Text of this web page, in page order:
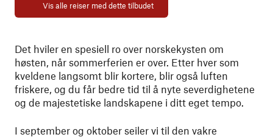
Vis alle reiser med dette tilbudet
Det hviler en spesiell ro over norskekysten om
høsten, når sommerferien er over. Etter hver som
kveldene langsomt blir kortere, blir også luften
friskere, og du får bedre tid til å nyte severdighetene
og de majestetiske landskapene i ditt eget tempo.
I september og oktober seiler vi til den vakre